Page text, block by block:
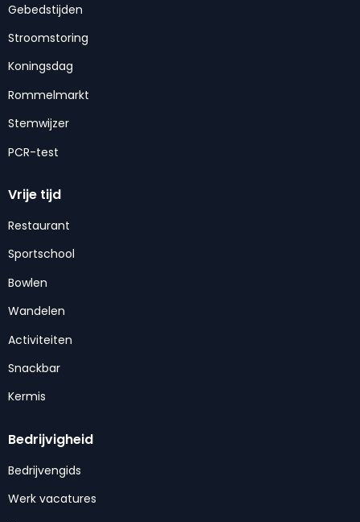
Gebedstijden
Stroomstoring
Koningsdag
Rommelmarkt
Stemwijzer
PCR-test
Vrije tijd
Restaurant
Sportschool
Bowlen
Wandelen
Activiteiten
Snackbar
Kermis
Bedrijvigheid
Bedrijvengids
Werk vacatures